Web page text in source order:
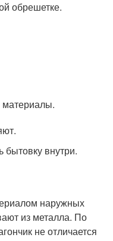
обрешетке.
бытовку внутри.
наружных
из металла. По
не отличается